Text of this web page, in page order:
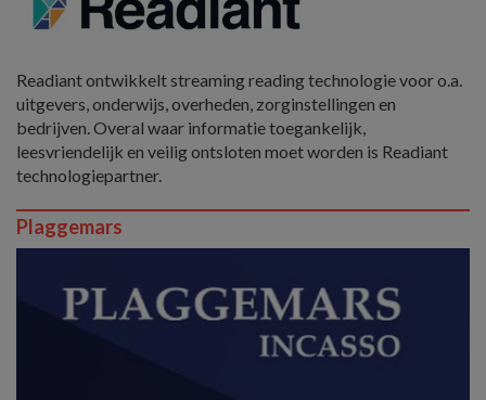
Readiant ontwikkelt streaming reading technologie voor o.a.
uitgevers, onderwijs, overheden, zorginstellingen en
bedrijven. Overal waar informatie toegankelijk,
leesvriendelijk en veilig ontsloten moet worden is Readiant
technologiepartner.
Plaggemars